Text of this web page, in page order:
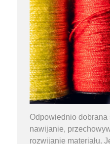
Odpowiednio dobrana
nawijanie,
rozwijanie materiału.